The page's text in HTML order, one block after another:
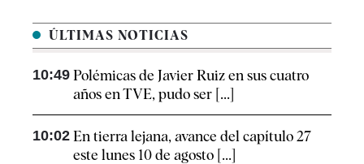
ÚLTIMAS NOTICIAS
10:49 Polémicas de Javier Ruiz en sus cuatro
años en TVE, pudo ser [...]
10:02 En tierra lejana, avance del capítulo 27
este lunes 10 de agosto [...]